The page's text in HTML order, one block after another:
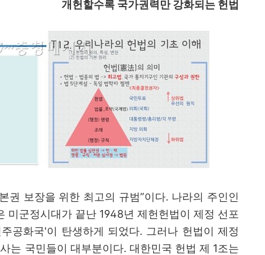
개헌할수록 국가권력만 강화되는 헌법
권 보장을 위한 최고의 규범”이다. 나라의 주인인
미군정시대가 끝난 1948년 제헌헌법이 제정 선포
공화국'이 탄생하게 되었다. 그러나 헌법이 제정
는 국민들이 대부분이다. 대한민국 헌법 제 1조는